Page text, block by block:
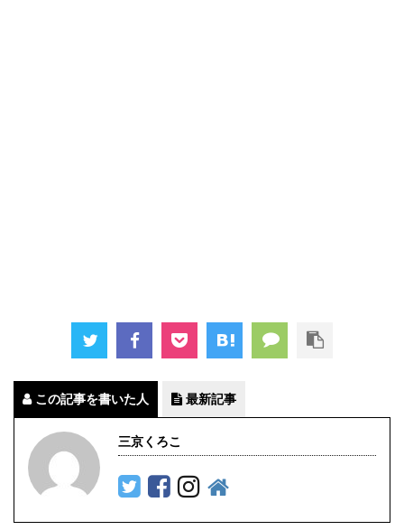
この記事を書いた人 最新記事
三京くろこ